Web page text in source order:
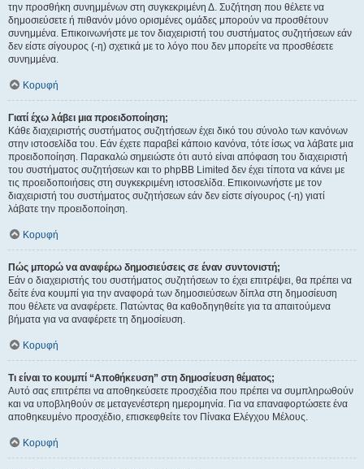
την προσθήκη συνημμένων στη συγκεκριμένη Δ. Συζήτηση που θέλετε να
δημοσιεύσετε ή πιθανόν μόνο ορισμένες ομάδες μπορούν να προσθέτουν
συνημμένα. Επικοινωνήστε με τον διαχειριστή του συστήματος συζητήσεων εάν
δεν είστε σίγουρος (-η) σχετικά με το λόγο που δεν μπορείτε να προσθέσετε
συνημμένα.
Κορυφή
Γιατί έχω λάβει μια προειδοποίηση;
Κάθε διαχειριστής συστήματος συζητήσεων έχει δικό του σύνολο των κανόνων
στην ιστοσελίδα του. Εάν έχετε παραβεί κάποιο κανόνα, τότε ίσως να λάβατε μια
προειδοποίηση. Παρακαλώ σημειώστε ότι αυτό είναι απόφαση του διαχειριστή
του συστήματος συζητήσεων και το phpBB Limited δεν έχει τίποτα να κάνει με
τις προειδοποιήσεις στη συγκεκριμένη ιστοσελίδα. Επικοινωνήστε με τον
διαχειριστή του συστήματος συζητήσεων εάν δεν είστε σίγουρος (-η) γιατί
λάβατε την προειδοποίηση.
Κορυφή
Πώς μπορώ να αναφέρω δημοσιεύσεις σε έναν συντονιστή;
Εάν ο διαχειριστής του συστήματος συζητήσεων το έχει επιτρέψει, θα πρέπει να
δείτε ένα κουμπί για την αναφορά των δημοσιεύσεων δίπλα στη δημοσίευση
που θέλετε να αναφέρετε. Πατώντας θα καθοδηγηθείτε για τα απαιτούμενα
βήματα για να αναφέρετε τη δημοσίευση.
Κορυφή
Τι είναι το κουμπί “Αποθήκευση” στη δημοσίευση θέματος;
Αυτό σας επιτρέπει να αποθηκεύσετε προσχέδια που πρέπει να συμπληρωθούν
και να υποβληθούν σε μεταγενέστερη ημερομηνία. Για να επαναφορτώσετε ένα
αποθηκευμένο προσχέδιο, επισκεφθείτε τον Πίνακα Ελέγχου Μέλους.
Κορυφή